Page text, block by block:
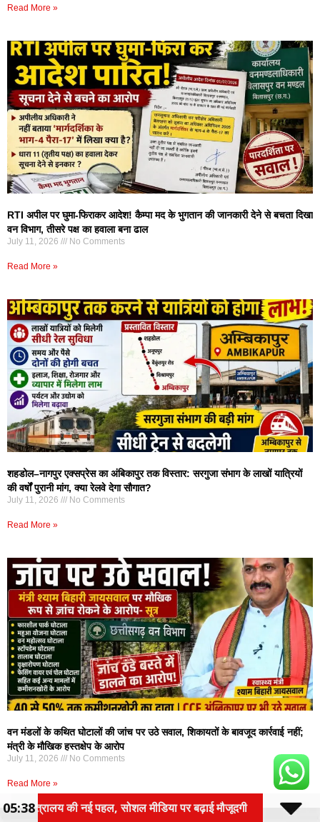
Read More »
RTI अपील पर घुमा-फिराकर आदेश! कैम्पा मद के भुगतान की जानकारी देने से बचता दिखा
वन विभाग, तीसरे पक्ष का हवाला बना ढाल
July 11, 2026 No Comments
Read More »
शहडोल–नागपुर एक्सप्रेस का अंबिकापुर तक विस्तार: सरगुजा संभाग के लाखों यात्रियों
की वर्षों पुरानी मांग, क्या रेलवे देगा सौगात?
July 11, 2026 No Comments
Read More »
वन मंडलों के कथित घोटालों की जांच पर उठे सवाल, शिकायतों के बावजूद कार्रवाई नहीं;
मंत्री के मौखिक हस्तक्षेप के आरोप
July 11, 2026 No Comments
Read More »
पर बढ़ाई मौजूदगी TATA का बड़ा सरप्राइज!
05:38